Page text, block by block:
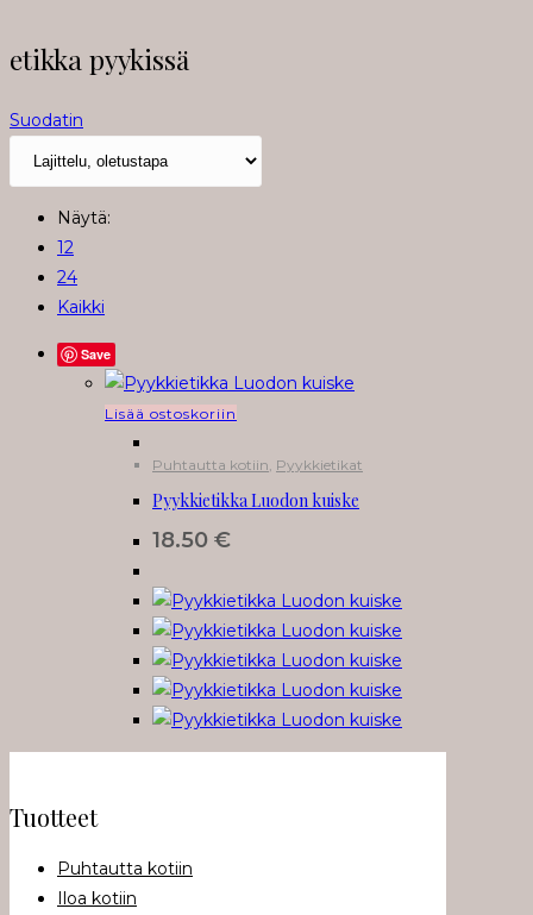
etikka pyykissä
Suodatin
Näytä:
12
24
Kaikki
Save
Lisää ostoskoriin
Puhtautta kotiin Pyykkietikat
Pyykkietikka Luodon kuiske
18.50 €
Tuotteet
Puhtautta kotiin
Iloa kotiin